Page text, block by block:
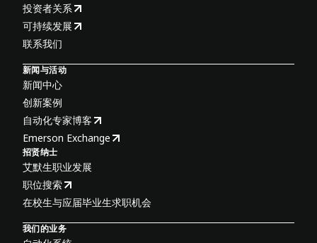
投资者关系
可持续发展
联系我们
新闻与活动
新闻中心
创新案例
自动化专家博客
Emerson Exchange
招贤纳士
艾默生职业发展
职位搜索
在校生与应届毕业生求职机会
我们的业务